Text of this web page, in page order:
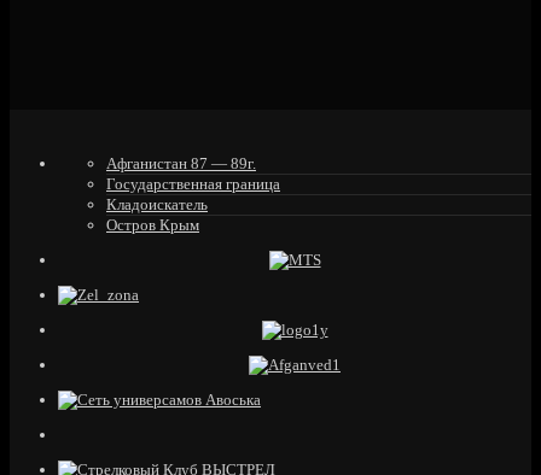
Афганистан 87 — 89г.
Государственная граница
Кладоискатель
Остров Крым